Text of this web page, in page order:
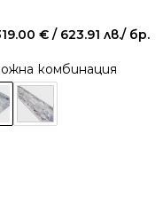
€ / 623.91 лв./ бр.
комбинация